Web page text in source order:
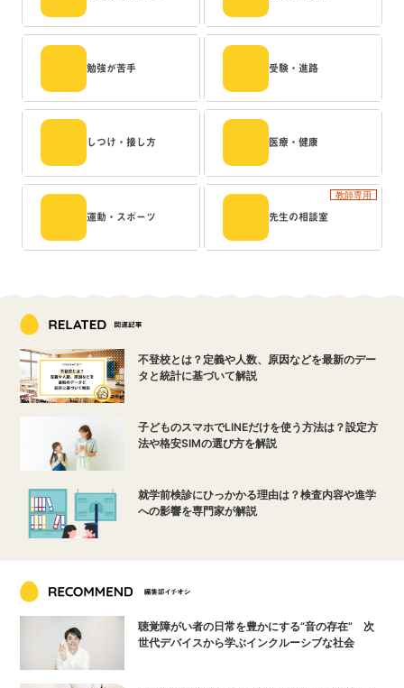
勉強が苦手 受験・進路
しつけ・接し方 医療・健康
運動・スポーツ
教師専用
先生の相談室
不登校とは？定義や人数、原因などを最新のデー
タと統計に基づいて解説
子どものスマホでLINEだけを使う方法は？設定方
法や格安SIMの選び方を解説
就学前検診にひっかかる理由は？検査内容や進学
への影響を専門家が解説
聴覚障がい者の日常を豊かにする“音の存在” 次
世代デバイスから学ぶインクルーシブな社会